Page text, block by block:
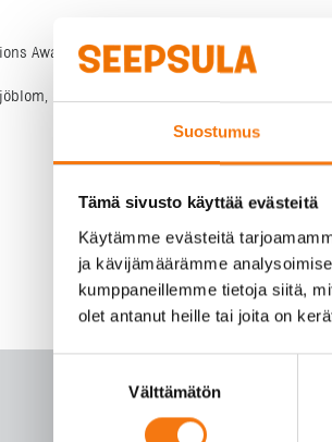
Suostumus
Tämä sivusto käyttää evästeitä
Käytämme evästeitä
ja kävijämäärämme
kumppaneillemme tietoja siitä,
olet antanut heille tai joita on
Välttämätön
Awards 2013 -palkintogaala järjestettiin
kehitysjohtaja, puh. 040 820 0224